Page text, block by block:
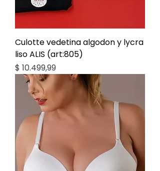
Culotte vedetina algodon y lycra
liso ALIS (art:805)
Precio
$ 10.499,99